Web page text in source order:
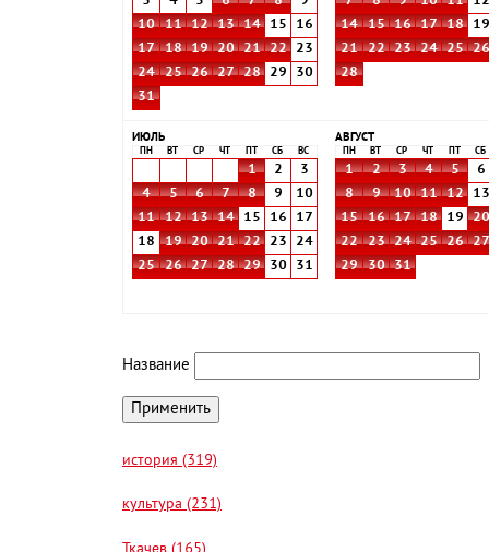
10
11 12 13 14 15
16
17
18 19 20 21 22
23
24
25 26 27 28 29
30
31
14
15 16 17 18 19
21
22 23 24 25 26
28
ИЮЛЬ
ПН ВТ СР ЧТ СБ ВС
1 2
3
4
5 6 7 8 9
10
11
12 13 14 15 16
17
18
19 20 21 22 23
24
25
26 27 28 29 30 31
АВГУСТ
ПН ВТ СР ЧТ СБ
1 2 3 4 5 6
8
9 10 11 12 13
15
16 17 18 19 20
22
23 24 25 26 27
29
30 31
Название
история (319)
культура (231)
Ткачев (165)